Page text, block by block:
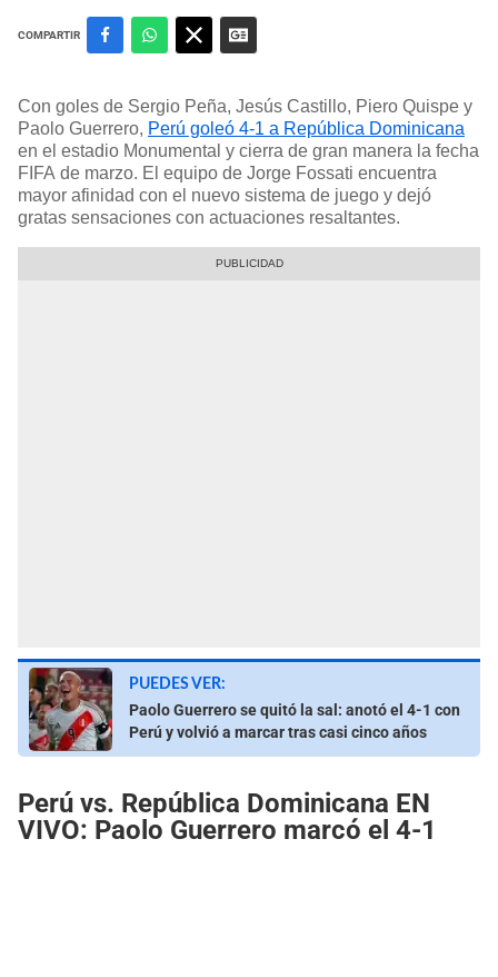
COMPARTIR
Con goles de Sergio Peña, Jesús Castillo, Piero Quispe y
Paolo Guerrero, Perú goleó 4-1 a República Dominicana
en el estadio Monumental y cierra de gran manera la fecha
FIFA de marzo. El equipo de Jorge Fossati encuentra
mayor afinidad con el nuevo sistema de juego y dejó
gratas sensaciones con actuaciones resaltantes.
PUEDES VER:
Paolo Guerrero se quitó la sal: anotó el 4-1 con
Perú y volvió a marcar tras casi cinco años
Perú vs. República Dominicana EN
VIVO: Paolo Guerrero marcó el 4-1